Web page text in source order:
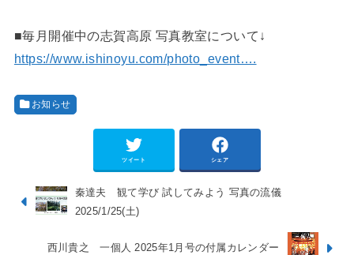
■毎月開催中の志賀高原 写真教室について↓
https://www.ishinoyu.com/photo_event….
お知らせ
ツイート シェア
秦達夫 観て学び 試してみよう 写真の流儀
2025/1/25(土)
西川貴之 一個人 2025年1月号の付属カレンダー